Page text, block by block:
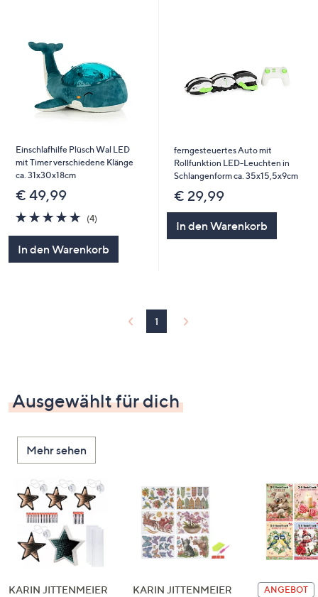
Touch-
Geräten
um
diese
anzuzeigen.
Einschlafhilfe Plüsch Wal LED
mit Timer verschiedene Klänge
ca. 31x30x18cm
€ 49,99
4.8
von
(4)4
In den Warenkorb
ferngesteuertes Auto mit
Rollfunktion LED-Leuchten in
Schlangenform ca. 35x15,5x9cm
€ 29,99
In den Warenkorb
1
Ausgewählt für dich
Mehr sehen
KARIN JITTENMEIER
KARIN JITTENMEIER
ANGEBOT